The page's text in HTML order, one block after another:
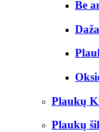
Be
Plaukų
Plaukų